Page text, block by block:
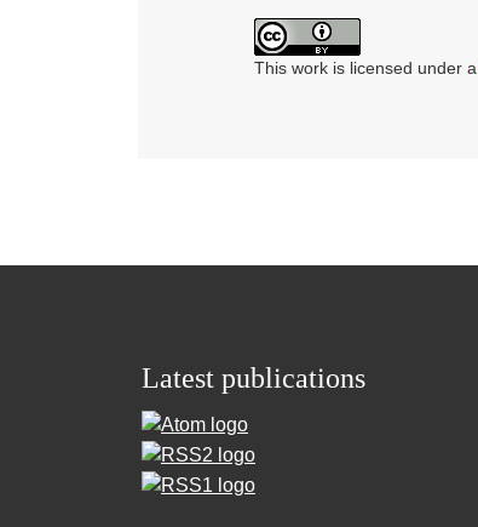
This work is licensed under a
Latest publications